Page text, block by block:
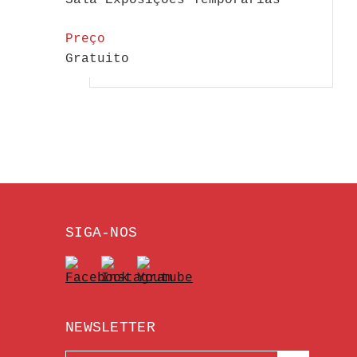
Preço
Gratuito
SIGA-NOS
NEWSLETTER